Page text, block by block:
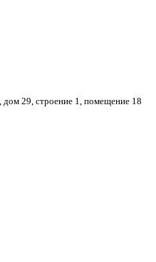
дом 29, строение 1, помещение 18